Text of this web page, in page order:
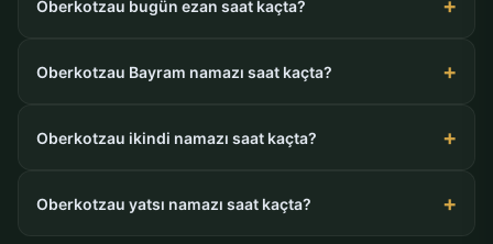
Oberkotzau bugün ezan saat kaçta?
Oberkotzau Bayram namazı saat kaçta?
Oberkotzau ikindi namazı saat kaçta?
Oberkotzau yatsı namazı saat kaçta?